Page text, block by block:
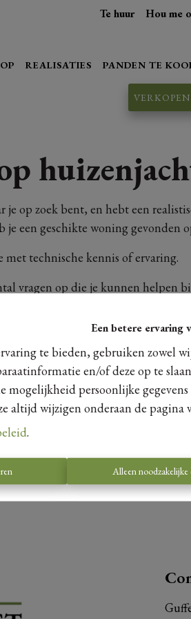
Een betere ervaring
te bieden, gebruiken zowel
en/of deze op te
mogelijkheid persoonlijke
altijd wijzigen onderaan de
.
Alleen noodzakelijke
Te huur Hou me
REALISATIES PANDEN TE
je op zoek bent, en hebt een
je een geschikte woning gevonden
met technische kennis of ervaring.
vragen op die je kunnen helpen
kosten? (voor een
het EPC?
op?
e.d.)?
uitgebreid worden?
op bepaalde toestellen?